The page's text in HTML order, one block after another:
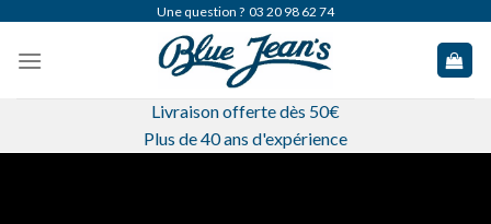
content
Une question ? 03 20 98 62 74
Livraison offerte dès 50€
Plus de 40 ans d'expérience